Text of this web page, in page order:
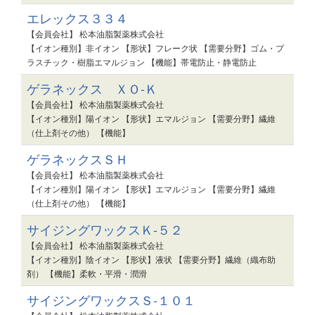
エレックス３３４
【会員会社】 松本油脂製薬株式会社
【イオン種別】非イオン 【形状】フレーク状 【需要分野】ゴム・プ
ラスチック・樹脂エマルジョン 【機能】帯電防止・静電防止
ゲラネックス ＸＯ-Ｋ
【会員会社】 松本油脂製薬株式会社
【イオン種別】陽イオン 【形状】エマルジョン 【需要分野】繊維
（仕上剤その他） 【機能】
ゲラネックスＳＨ
【会員会社】 松本油脂製薬株式会社
【イオン種別】陽イオン 【形状】エマルジョン 【需要分野】繊維
（仕上剤その他） 【機能】
サイジングワックスＫ-５２
【会員会社】 松本油脂製薬株式会社
【イオン種別】陰イオン 【形状】液状 【需要分野】繊維（織布助
剤） 【機能】柔軟・平滑・潤滑
サイジングワックスＳ-１０１